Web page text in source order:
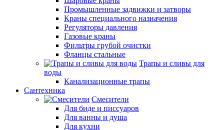
Промышленные задвижки и затворы
Краны специального назначения
Регуляторы давления
Газовые краны
Фильтры грубой очистки
Фланцы стальные
Трапы и сливы для
воды
Канализационные трапы
Сантехника
Смесители
Для биде и писсуаров
Для ванны и душа
Для кухни